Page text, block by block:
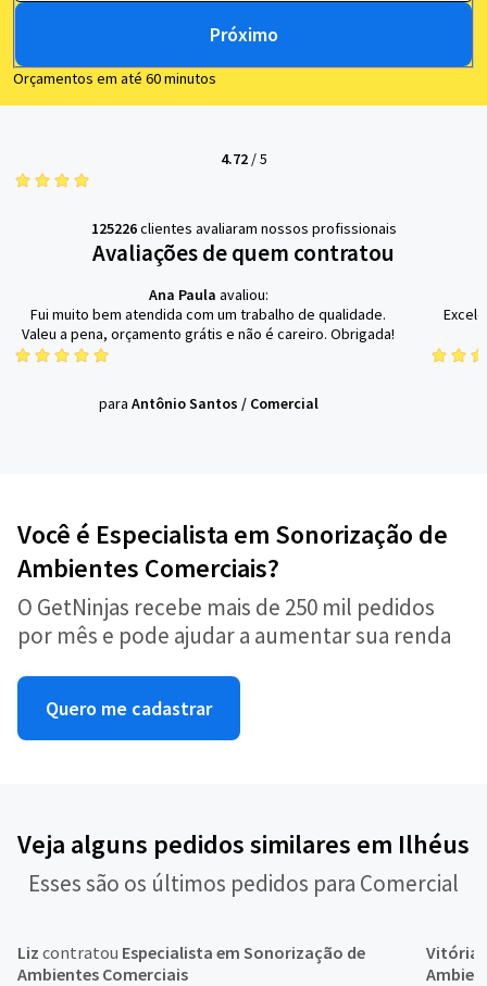
Próximo
Orçamentos em até 60 minutos
4.72/5
125226clientes avaliaram nossos profissionais
Avaliações de quem contratou
Ana Paula avaliou:
Fui muito bem atendida com um trabalho de qualidade.
Valeu a pena, orçamento grátis e não é careiro. Obrigada!
para Antônio Santos / Comercial
Você é Especialista em Sonorização de
Ambientes Comerciais?
O GetNinjas recebe mais de 250 mil pedidos
por mês e pode ajudar a aumentar sua renda
Quero me cadastrar
Veja alguns pedidos similares em Ilhéus
Esses são os últimos pedidos para Comercial
Liz contratou Especialista em Sonorização de
Ambientes Comerciais
Vitória